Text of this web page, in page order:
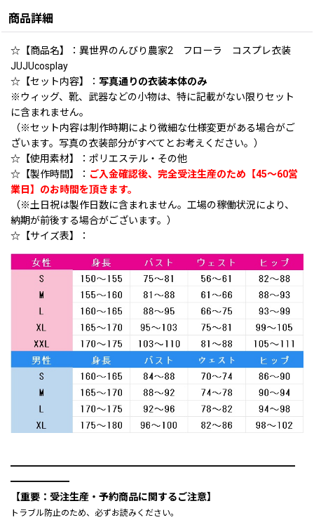
商品詳細
☆【商品名】：異世界のんびり農家2 フローラ コスプレ衣装
JUJUcosplay
☆【セット内容】： 写真通りの衣装本体のみ
※ウィッグ、靴、武器などの小物は、特に記載がない限りセット
に含まれません。
（※セット内容は制作時期により微細な仕様変更がある場合がご
ざいます。写真の衣装部分がすべてとお考えください。）
☆【使用素材】：ポリエステル・その他
☆【製作時間】： ご入金確認後、完全受注生産のため【45〜60営
業日】のお時間を頂きます。
（※土日祝は製作日数に含まれません。工場の稼働状況により、
納期が前後する場合がございます。）
☆【サイズ表】：
━━━━━━━━━━━━━━━━━━━━━━━━━━━━━
━━━━━━
【重要：受注生産・予約商品に関するご注意】
トラブル防止のため、必ずお読みください。